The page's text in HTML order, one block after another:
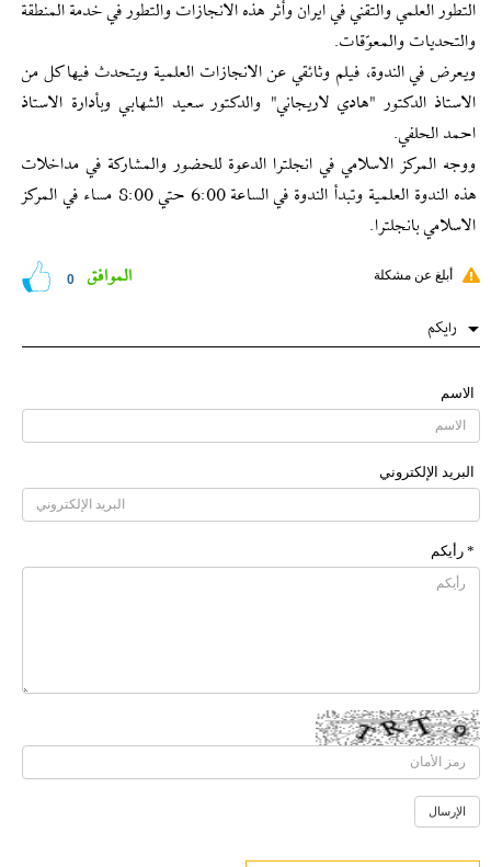
التطور العلمي والتقني في ايران وأثر هذه الانجازات والتطور في خدمة المنطقة
والتحديات والمعوّقات.
ويعرض في الندوة، فيلم وثائقي عن الانجازات العلمية ويتحدث فيها كل من
الاستاذ الدكتور "هادي لاريجاني" والدكتور سعيد الشهابي وبأدارة الاستاذ
احمد الحلفي.
ووجه المركز الاسلامي في انجلترا الدعوة للحضور والمشاركة في مداخلات
هذه الندوة العلمية وتبدأ الندوة في الساعة 6:00 حتي 8:00 مساء في المركز
الاسلامي بانجلترا.
أبلغ عن مشكلة 0 الموافق
رایکم
الاسم
البرید الإلکتروني
* رأیکم